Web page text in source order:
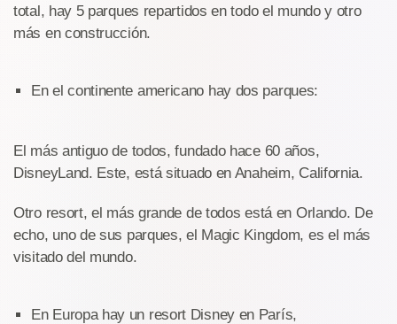
total, hay 5 parques repartidos en todo el mundo y otro
más en construcción.
En el continente americano hay dos parques:
El más antiguo de todos, fundado hace 60 años,
DisneyLand. Este, está situado en Anaheim, California.
Otro resort, el más grande de todos está en Orlando. De
echo, uno de sus parques, el Magic Kingdom, es el más
visitado del mundo.
En Europa hay un resort Disney en París,